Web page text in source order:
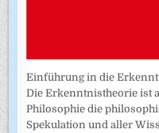
Einführung in die
Die Erkenntnistheorie ist
Philosophie die
Spekulation und aller